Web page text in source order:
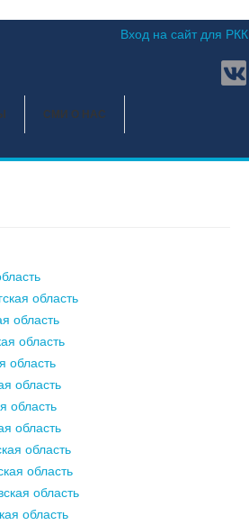
Вход на сайт для РКК
СМИ О НАС
область
область
область
область
область
область
область
область
область
область
область